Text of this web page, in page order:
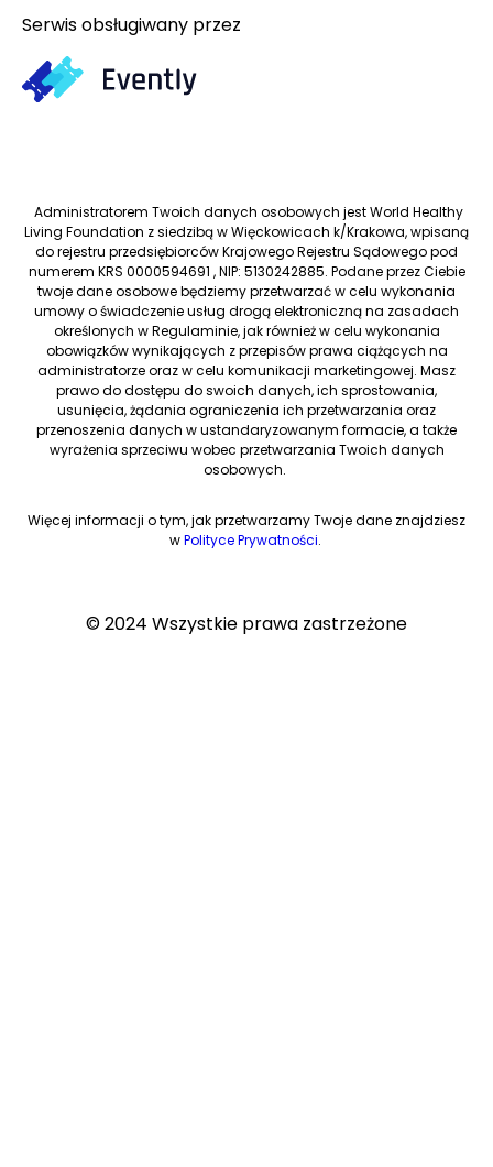
Serwis obsługiwany przez
Administratorem Twoich danych osobowych jest World Healthy
Living Foundation z siedzibą w Więckowicach k/Krakowa, wpisaną
do rejestru przedsiębiorców Krajowego Rejestru Sądowego pod
numerem KRS 0000594691 , NIP: 5130242885. Podane przez Ciebie
twoje dane osobowe będziemy przetwarzać w celu wykonania
umowy o świadczenie usług drogą elektroniczną na zasadach
określonych w Regulaminie, jak również w celu wykonania
obowiązków wynikających z przepisów prawa ciążących na
administratorze oraz w celu komunikacji marketingowej. Masz
prawo do dostępu do swoich danych, ich sprostowania,
usunięcia, żądania ograniczenia ich przetwarzania oraz
przenoszenia danych w ustandaryzowanym formacie, a także
wyrażenia sprzeciwu wobec przetwarzania Twoich danych
osobowych.
Więcej informacji o tym, jak przetwarzamy Twoje dane znajdziesz
wPolityce Prywatności.
© 2024 Wszystkie prawa zastrzeżone